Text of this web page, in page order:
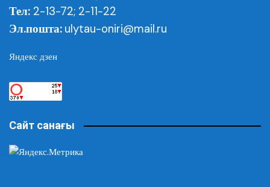
Тел: 2-13-72; 2-11-22
Эл.пошта: ulytau-oniri@mail.ru
Яндекс дзен
Сайт санағы